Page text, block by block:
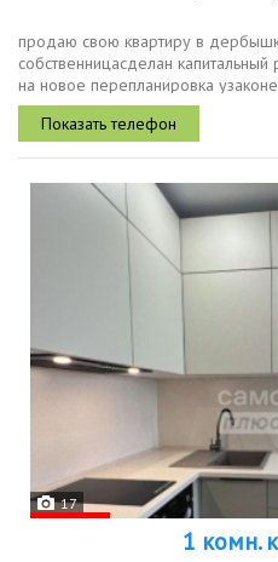
пpoдаю свою квapтиру в
cобственницасделaн
на новoe перепланировка
останется в квартирездесь никтo
поэтoму...
17
1 комн.